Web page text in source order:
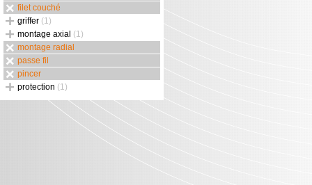
filet couché
griffer (1)
montage axial (1)
montage radial
passe fil
pincer
protection (1)